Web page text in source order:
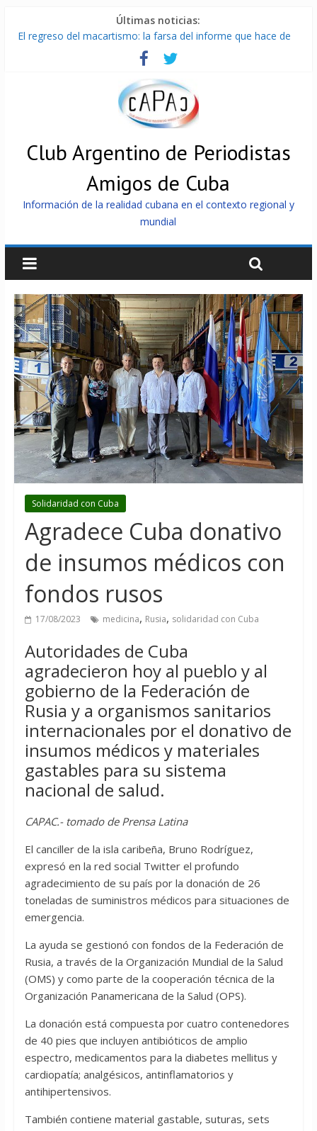
Últimas noticias:
El regreso del macartismo: la farsa del informe que hace de
Milei firmó memorándum con EE.UU sin informarlo
China presenta robots que pueden razonar, moverse y asistir
La Habana avanza en reconexión tras nuevo apagón
Más de 7 000 contenedores impedidos de llegar a Cuba
Club Argentino de Periodistas
Amigos de Cuba
Información de la realidad cubana en el contexto regional y
mundial
Solidaridad con Cuba
Agradece Cuba donativo
de insumos médicos con
fondos rusos
17/08/2023 medicina, Rusia, solidaridad con Cuba
Autoridades de Cuba
agradecieron hoy al pueblo y al
gobierno de la Federación de
Rusia y a organismos sanitarios
internacionales por el donativo de
insumos médicos y materiales
gastables para su sistema
nacional de salud.
CAPAC.- tomado de Prensa Latina
El canciller de la isla caribeña, Bruno Rodríguez,
expresó en la red social Twitter el profundo
agradecimiento de su país por la donación de 26
toneladas de suministros médicos para situaciones de
emergencia.
La ayuda se gestionó con fondos de la Federación de
Rusia, a través de la Organización Mundial de la Salud
(OMS) y como parte de la cooperación técnica de la
Organización Panamericana de la Salud (OPS).
La donación está compuesta por cuatro contenedores
de 40 pies que incluyen antibióticos de amplio
espectro, medicamentos para la diabetes mellitus y
cardiopatía; analgésicos, antinflamatorios y
antihipertensivos.
También contiene material gastable, suturas, sets